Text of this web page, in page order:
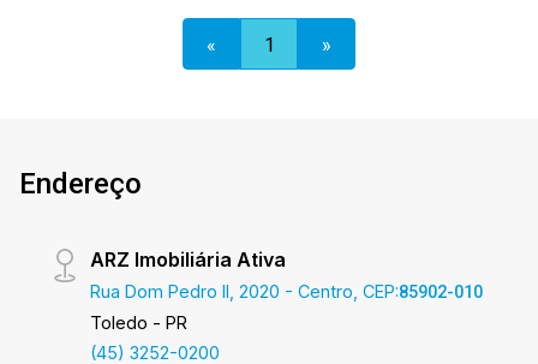
(paralelas) com possibilidade de aquisição de 3ª
Área total: 412,46m² Aproveite essa
exclusividade Imobiliária Ativa e entre em
incrível! Imobiliária Ativa, sinta-se em casa!
« 1 »
Endereço
ARZ Imobiliária Ativa
Rua Dom Pedro II, 2020 - Centro, CEP:85902-010
Toledo - PR
(45) 3252-0200